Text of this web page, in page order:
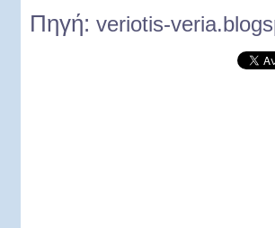
Πηγή: veriotis-